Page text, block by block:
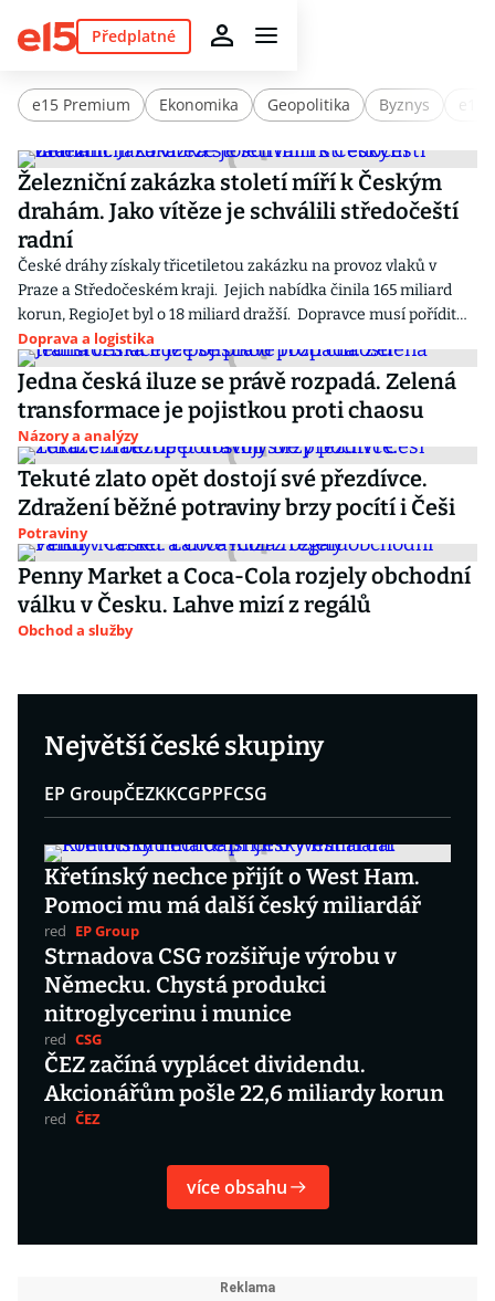
Předplatné
e15 Premium Ekonomika Geopolitika Byznys e15
Železniční zakázka století míří k Českým
drahám. Jako vítěze je schválili středočeští
radní
České dráhy získaly třicetiletou zakázku na provoz vlaků v
Praze a Středočeském kraji. Jejich nabídka činila 165 miliard
korun, RegioJet byl o 18 miliard dražší. Dopravce musí pořídit
nové soupravy EMU 400.
Doprava a logistika
Jedna česká iluze se právě rozpadá. Zelená
transformace je pojistkou proti chaosu
Názory a analýzy
Tekuté zlato opět dostojí své přezdívce.
Zdražení běžné potraviny brzy pocítí i Češi
Potraviny
Penny Market a Coca-Cola rozjely obchodní
válku v Česku. Lahve mizí z regálů
Obchod a služby
Největší české skupiny
EP GroupČEZKKCGPPFCSG
Křetínský nechce přijít o West Ham.
Pomoci mu má další český miliardář
red EP Group
Strnadova CSG rozšiřuje výrobu v
Německu. Chystá produkci
nitroglycerinu i munice
red CSG
ČEZ začíná vyplácet dividendu.
Akcionářům pošle 22,6 miliardy korun
red ČEZ
více obsahu